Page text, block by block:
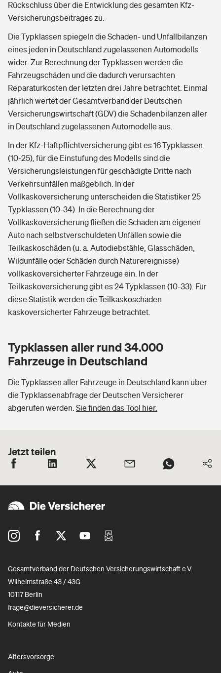
Rückschluss über die Entwicklung des gesamten Kfz-
Versicherungsbeitrages zu.
Die Typklassen spiegeln die Schaden- und Unfallbilanzen
eines jeden in Deutschland zugelassenen Automodells
wider. Zur Berechnung der Typklassen werden die
Fahrzeugschäden und die dadurch verursachten
Reparaturkosten der letzten drei Jahre betrachtet. Einmal
jährlich wertet der Gesamtverband der Deutschen
Versicherungswirtschaft (GDV) die Schadenbilanzen aller
in Deutschland zugelassenen Automodelle aus.
In der Kfz-Haftpflichtversicherung gibt es 16 Typklassen
(10-25), für die Einstufung des Modells sind die
Versicherungsleistungen für geschädigte Dritte nach
Verkehrsunfällen maßgeblich. In der
Vollkaskoversicherung unterscheiden die Statistiker 25
Typklassen (10-34). In die Berechnung der
Vollkaskoversicherung fließen die Schäden am eigenen
Auto nach selbstverschuldeten Unfällen sowie die
Teilkaskoschäden (u. a. Autodiebstähle, Glasschäden,
Wildunfälle oder Schäden durch Naturereignisse)
vollkaskoversicherter Fahrzeuge ein. In der
Teilkaskoversicherung gibt es 24 Typklassen (10-33). Für
diese Statistik werden die Teilkaskoschäden
kaskoversicherter Fahrzeuge betrachtet.
Typklassen aller rund 34.000
Fahrzeuge in Deutschland
Die Typklassen aller Fahrzeuge in Deutschland kann über
die Typklassenabfrage der Deutschen Versicherer
abgerufen werden. Sie finden das Tool hier.
Jetzt teilen
Gesamtverband der Deutschen Versicherungswirtschaft e.V.
Wilhelmstraße 43 / 43G
10117 Berlin
frage@dieversicherer.de
Kontakte für Medien
Altersvorsorge